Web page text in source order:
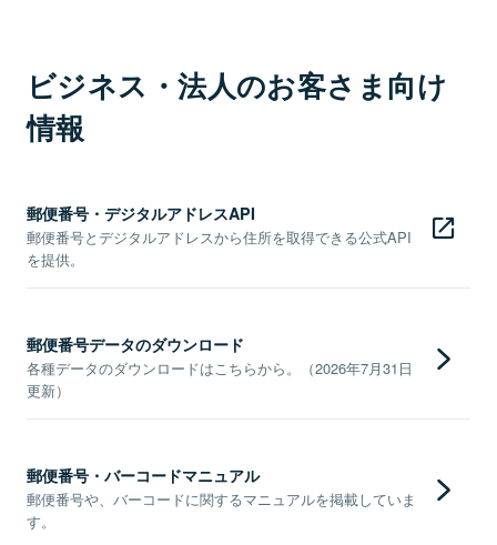
ビジネス・法人のお客さま向け
情報
郵便番号・デジタルアドレスAPI
郵便番号とデジタルアドレスから住所を取得できる公式API
を提供。
郵便番号データのダウンロード
各種データのダウンロードはこちらから。（2026年7月31日
更新）
郵便番号・バーコードマニュアル
郵便番号や、バーコードに関するマニュアルを掲載していま
す。